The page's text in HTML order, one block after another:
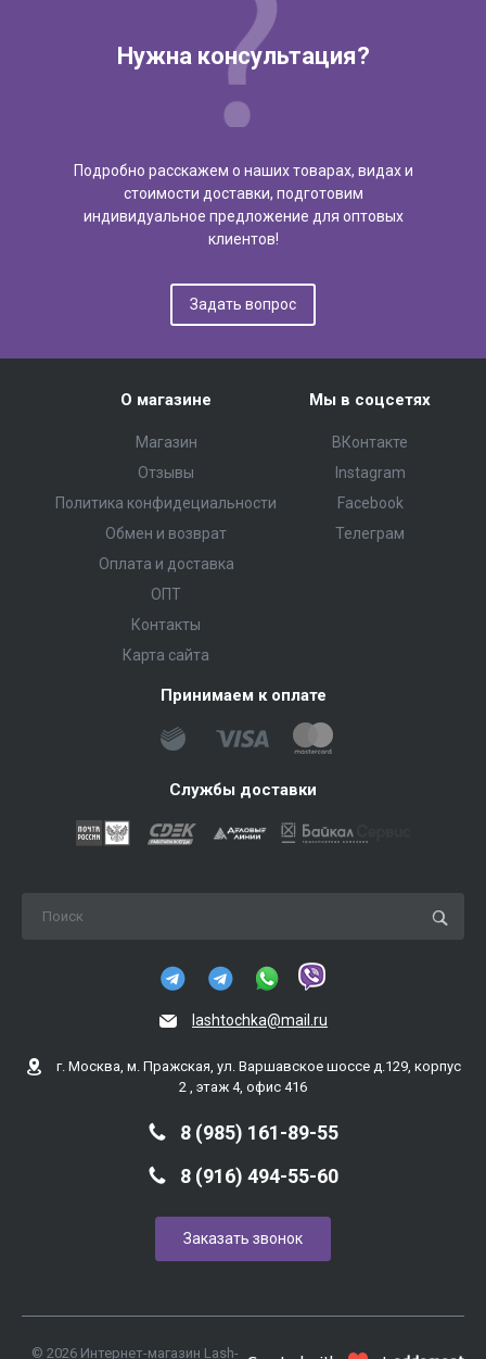
Нужна консультация?
Подробно расскажем о наших товарах, видах и
стоимости доставки, подготовим
индивидуальное предложение для оптовых
клиентов!
Задать вопрос
О магазине
Магазин
Отзывы
Политика конфидециальности
Обмен и возврат
Оплата и доставка
ОПТ
Контакты
Карта сайта
Мы в соцсетях
ВКонтакте
Instagram
Facebook
Телеграм
Принимаем к оплате
Службы доставки
lashtochka@mail.ru
г. Москва, м. Пражская, ул. Варшавское шоссе д.129, корпус
2 , этаж 4, офис 416
8 (985) 161-89-55
8 (916) 494-55-60
Заказать звонок
© 2026 Интернет-магазин Lash-